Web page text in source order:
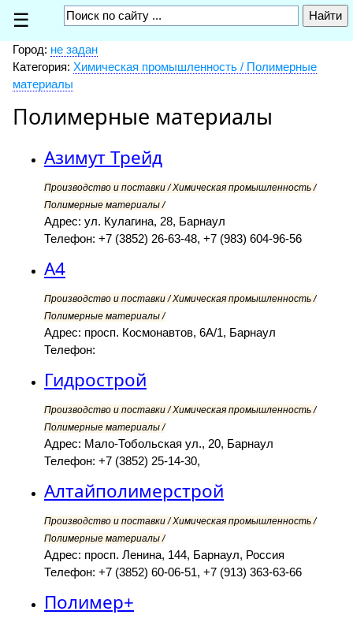
☰
Город: не задан
Категория: Химическая промышленность / Полимерные
материалы
Полимерные материалы
Азимут Трейд
Производство и поставки / Химическая промышленность /
Полимерные материалы /
Адрес: ул. Кулагина, 28, Барнаул
Телефон: +7 (3852) 26-63-48, +7 (983) 604-96-56
А4
Производство и поставки / Химическая промышленность /
Полимерные материалы /
Адрес: просп. Космонавтов, 6А/1, Барнаул
Телефон:
Гидрострой
Производство и поставки / Химическая промышленность /
Полимерные материалы /
Адрес: Мало-Тобольская ул., 20, Барнаул
Телефон: +7 (3852) 25-14-30,
Алтайполимерстрой
Производство и поставки / Химическая промышленность /
Полимерные материалы /
Адрес: просп. Ленина, 144, Барнаул, Россия
Телефон: +7 (3852) 60-06-51, +7 (913) 363-63-66
Полимер+